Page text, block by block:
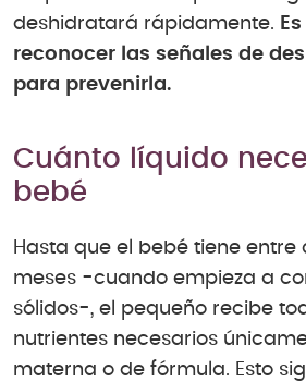
deshidratará rápidamente.
reconocer las señales de
para prevenirla.
Cuánto líquido
bebé
Hasta que el bebé tiene entre
meses -cuando empieza a
sólidos-, el pequeño recibe
nutrientes necesarios
materna o de fórmula. Esto